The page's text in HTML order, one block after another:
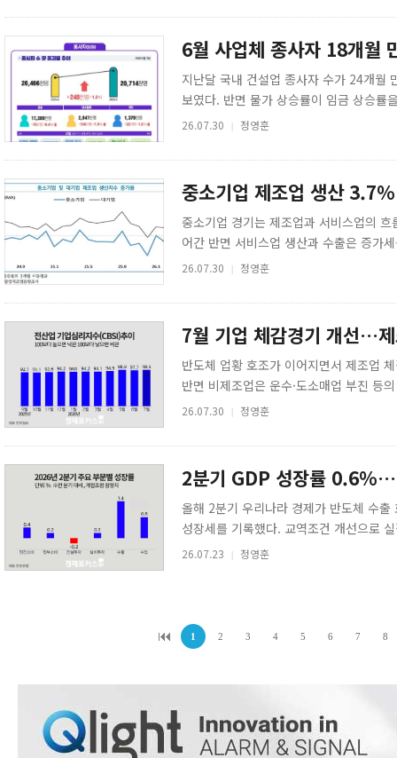
6월 사업체 종사자 18개월
지난달 국내 건설업 종사자 수가 24개월
보였다. 반면 물가 상승률이 임금 상승률
속 감소해 근로자들의 체감 소득은 악화
26.07.30 | 정영훈
중소기업 제조업 생산
중소기업 경기는 제조업과 서비스업의
어간 반면 서비스업 생산과 수출은 증가
30일 중소벤처기업연구원이 발표한
26.07.30 | 정영훈
7월 기업 체감경기 개선…
반도체 업황 호조가 이어지면서 제조업
반면 비제조업은 운수·도소매업 부진 등
다. 30일 한국은행이 발표한 '7월 기업경
26.07.30 | 정영훈
2분기 GDP 성장률 0.6%…
올해 2분기 우리나라 경제가 반도체 수
성장세를 기록했다. 교역조건 개선으로
만에 가장 높은 증가율을 나타냈다. 23
26.07.23 | 정영훈
1 2 3 4 5 6 7 8